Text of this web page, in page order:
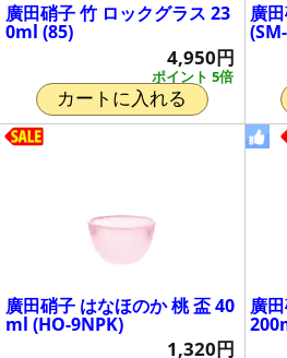
廣田硝子 竹 ロックグラス 23
0ml (85)
ポイント 5倍
4,950円
カートに入れる
廣
廣田硝子 はなほのか 桃 盃 40
ml (HO-9NPK)
1,320円
廣